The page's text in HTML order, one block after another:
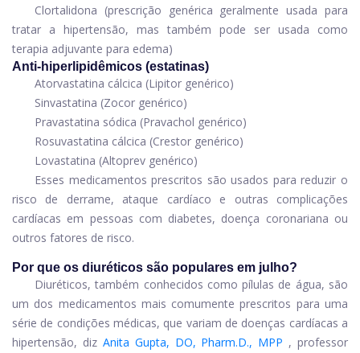
Clortalidona (prescrição genérica geralmente usada para
tratar a hipertensão, mas também pode ser usada como
terapia adjuvante para edema)
Anti-hiperlipidêmicos (estatinas)
Atorvastatina cálcica (Lipitor genérico)
Sinvastatina (Zocor genérico)
Pravastatina sódica (Pravachol genérico)
Rosuvastatina cálcica (Crestor genérico)
Lovastatina (Altoprev genérico)
Esses medicamentos prescritos são usados ​​para reduzir o
risco de derrame, ataque cardíaco e outras complicações
cardíacas em pessoas com diabetes, doença coronariana ou
outros fatores de risco.
Por que os diuréticos são populares em julho?
Diuréticos, também conhecidos como pílulas de água, são
um dos medicamentos mais comumente prescritos para uma
série de condições médicas, que variam de doenças cardíacas a
hipertensão, diz Anita Gupta, DO, Pharm.D., MPP , professor